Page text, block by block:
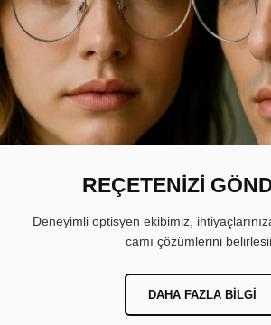
REÇETENİZİ
Deneyimli optisyen ekibimiz,
camı çözümlerini
DAHA FAZLA BILGI